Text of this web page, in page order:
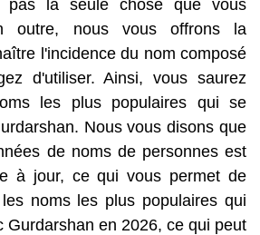
pas la seule chose que vous
outre, nous vous offrons la
l'incidence du nom composé
d'utiliser. Ainsi, vous saurez
les plus populaires qui se
Nous vous disons que
de noms de personnes est
à jour, ce qui vous permet de
noms les plus populaires qui
Gurdarshan en 2026, ce qui peut